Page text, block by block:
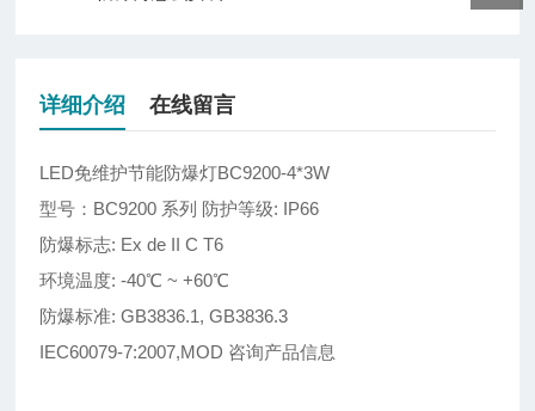
详细介绍 在线留言
LED免维护节能防爆灯BC9200-4*3W
型号：BC9200 系列 防护等级: IP66
防爆标志: Ex de II C T6
环境温度: -40℃ ~ +60℃
防爆标准: GB3836.1, GB3836.3
IEC60079-7:2007,MOD 咨询产品信息